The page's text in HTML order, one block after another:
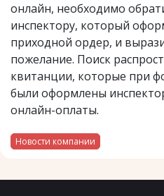
онлайн, необходимо
инспектору, который
приходной ордер, и
пожелание. Поиск
квитанции, которые при
были оформлены
онлайн-оплаты.
Новости компании